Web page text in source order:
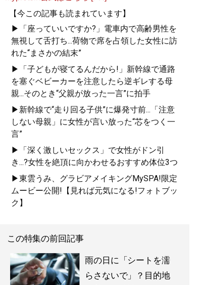
【今この記事も読まれています】
▶「座っていいですか?」電車内で高齢男性を
無視して舌打ち...荷物で席を占領した女性に訪
れた“まさかの結末”
▶「子どもが寝てるんだから!」新幹線で通路
を塞ぐベビーカーを注意したら逆ギレする母
親...そのとき“父親が放った一言”に拍手
▶新幹線で“走り回る子供”に爆発寸前...「注意
しない母親」に女性が言い放った“芯をつく一
言”
▶「深く激しいセックス」で女性がドン引
き...?女性を絶頂に向かわせるおすすめ体位3つ
▶東雲うみ、グラビアメイキングMySPA!限定
ムービー公開!【見れば元気になる!フォトブッ
ク】
この特集の前回記事
雨の日に「シートを濡
らさないで」？目的地